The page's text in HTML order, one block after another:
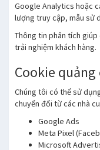
Google Analytics hoặc
lượng truy cập, mẫu sử
Thông tin phân tích
trải nghiệm khách hàng.
Cookie
Chúng tôi có thể sử
chuyển đổi từ các nhà
Google Ads
Meta Pixel
Microsoft